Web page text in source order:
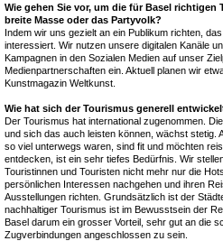
Wie gehen Sie vor, um die für Basel
breite Masse oder das Partyvolk?
Indem wir uns gezielt an ein Publikum richten,
interessiert. Wir nutzen unsere digitalen Kanäle
Kampagnen in den Sozialen Medien auf unser
Medienpartnerschaften ein. Aktuell planen wir
Kunstmagazin Weltkunst.
Wie hat sich der Tourismus generell
Der Tourismus hat international zugenommen.
und sich das auch leisten können, wächst stetig.
so viel unterwegs waren, sind fit und möchten
entdecken, ist ein sehr tiefes Bedürfnis. Wir
Touristinnen und Touristen nicht mehr nur die
persönlichen Interessen nachgehen und ihren
Ausstellungen richten. Grundsätzlich ist der
nachhaltiger Tourismus ist im Bewusstsein der
Basel darum ein grosser Vorteil, sehr gut an die
Zugverbindungen angeschlossen zu sein.